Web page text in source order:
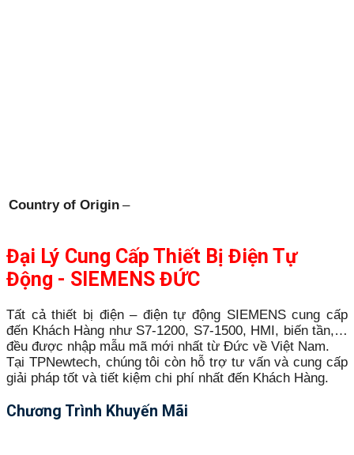
Country of Origin –
Đại Lý Cung Cấp Thiết Bị Điện Tự
Động - SIEMENS ĐỨC
Tất cả thiết bị điện – điện tự động SIEMENS cung cấp
đến Khách Hàng như S7-1200, S7-1500, HMI, biến tần,…
đều được nhập mẫu mã mới nhất từ Đức về Việt Nam.
Tại TPNewtech, chúng tôi còn hỗ trợ tư vấn và cung cấp
giải pháp tốt và tiết kiệm chi phí nhất đến Khách Hàng.
Chương Trình Khuyến Mãi